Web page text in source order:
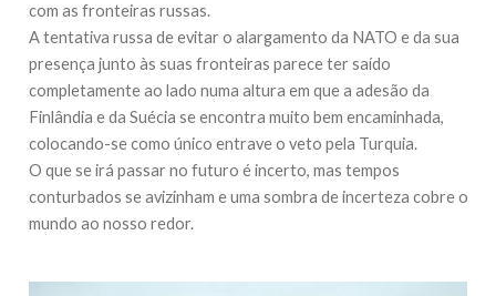
com as fronteiras russas.
A tentativa russa de evitar o alargamento da NATO e da sua
presença junto às suas fronteiras parece ter saído
completamente ao lado numa altura em que a adesão da
Finlândia e da Suécia se encontra muito bem encaminhada,
colocando-se como único entrave o veto pela Turquia.
O que se irá passar no futuro é incerto, mas tempos
conturbados se avizinham e uma sombra de incerteza cobre o
mundo ao nosso redor.